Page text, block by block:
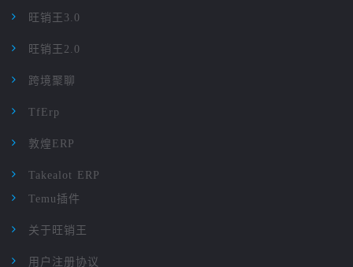
旺销王3.0
旺销王2.0
跨境聚聊
TfErp
敦煌ERP
Takealot ERP
Temu插件
关于旺销王
用户注册协议